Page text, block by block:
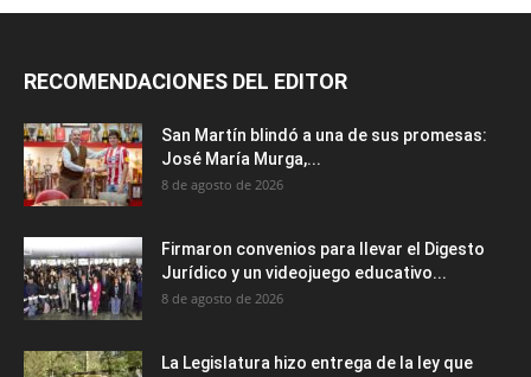
RECOMENDACIONES DEL EDITOR
San Martín blindó a una de sus promesas:
José María Murga,...
8 de agosto de 2026
Firmaron convenios para llevar el Digesto
Jurídico y un videojuego educativo...
8 de agosto de 2026
La Legislatura hizo entrega de la ley que